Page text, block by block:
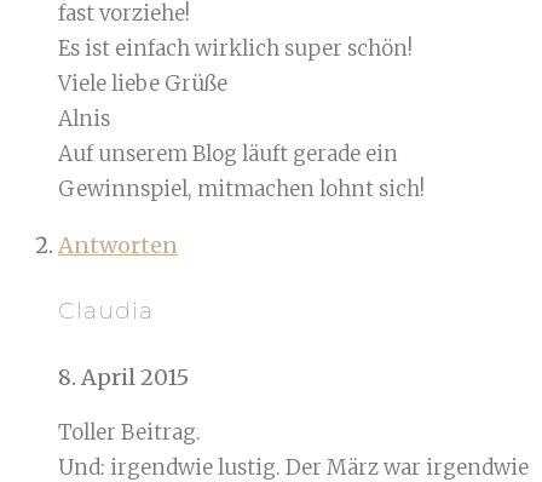
fast vorziehe!
Es ist einfach wirklich super schön!
Viele liebe Grüße
Alnis
Auf unserem Blog läuft gerade ein
Gewinnspiel, mitmachen lohnt sich!
Antworten
Claudia
8. April 2015
Toller Beitrag.
Und: irgendwie lustig. Der März war irgendwie